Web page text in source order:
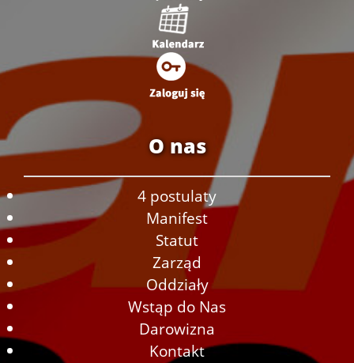
O nas
4 postulaty
Manifest
Statut
Zarząd
Oddziały
Wstąp do Nas
Darowizna
Kontakt